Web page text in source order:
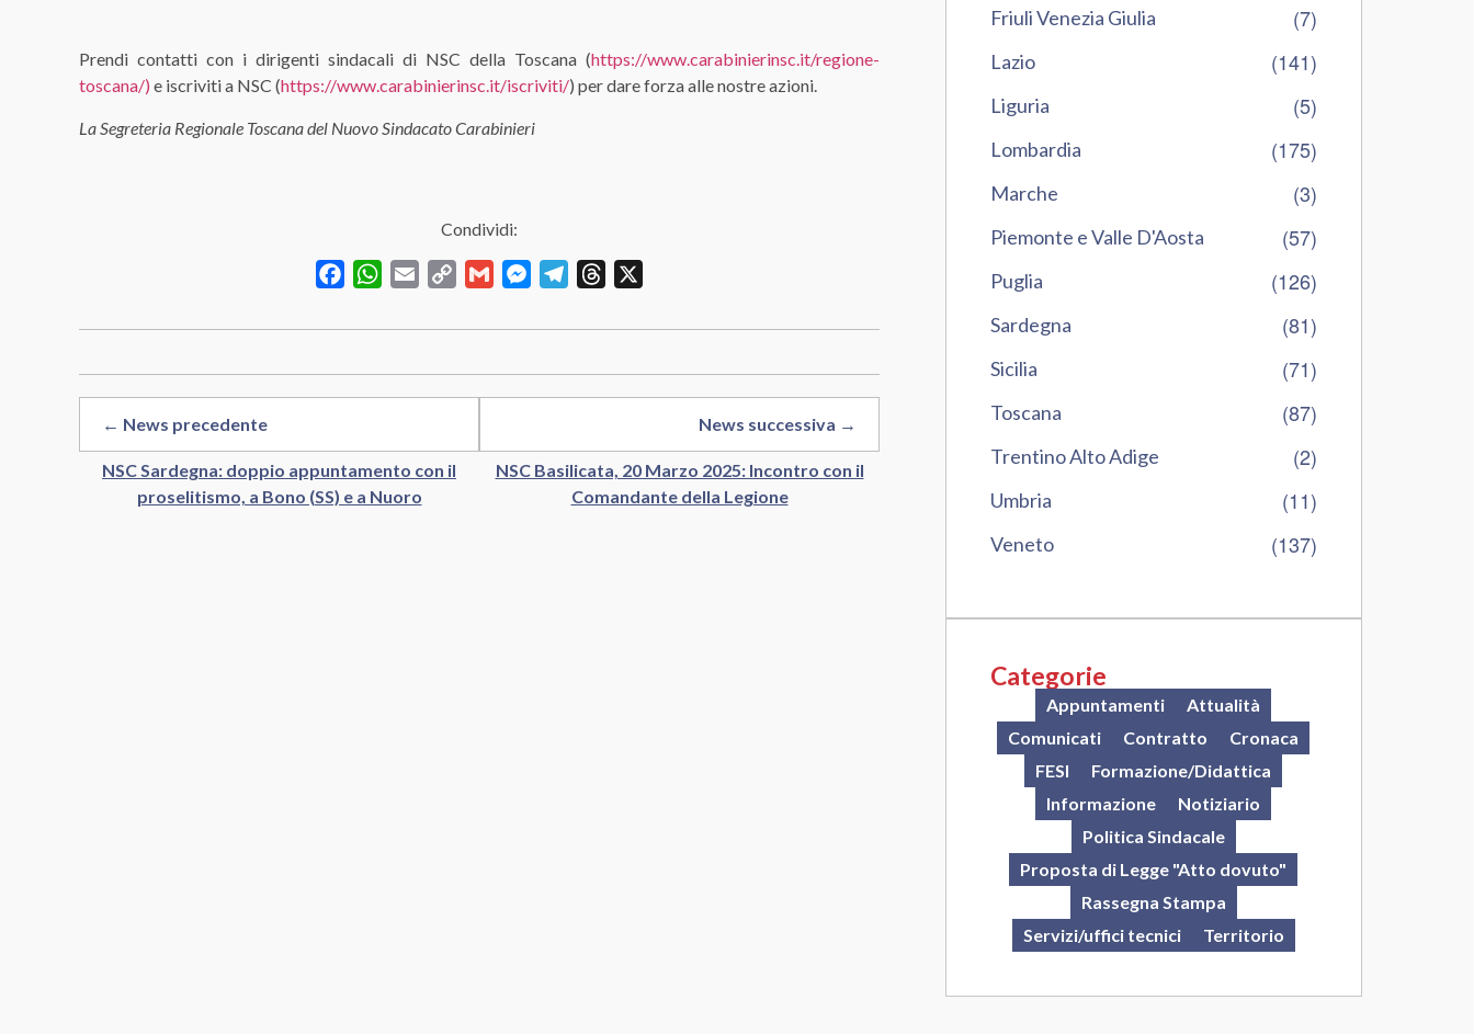
Prendi contatti con i dirigenti sindacali di NSC della Toscana (https://www.carabinierinsc.it/regione-
toscana/) e iscriviti a NSC (https://www.carabinierinsc.it/iscriviti/) per dare forza alle nostre azioni.
La Segreteria Regionale Toscana del Nuovo Sindacato Carabinieri
Condividi:
FacebookWhatsApp
Email
Copy
Gmail MessengerTelegramThreads
← News precedente
NSC Sardegna: doppio appuntamento con il
proselitismo, a Bono (SS) e a Nuoro
News successiva →
NSC Basilicata, 20 Marzo 2025: Incontro con il
Comandante della Legione
Friuli Venezia Giulia (7)
Lazio (141)
Liguria (5)
Lombardia (175)
Marche (3)
Piemonte e Valle D'Aosta (57)
Puglia (126)
Sardegna (81)
Sicilia (71)
Toscana (87)
Trentino Alto Adige (2)
Umbria (11)
Veneto (137)
Categorie
Appuntamenti
Attualità
Comunicati
Contratto
Cronaca
FESI
Formazione/Didattica
Informazione
Notiziario
Politica Sindacale
Proposta di Legge "Atto dovuto"
Rassegna Stampa
Servizi/uffici tecnici
Territorio